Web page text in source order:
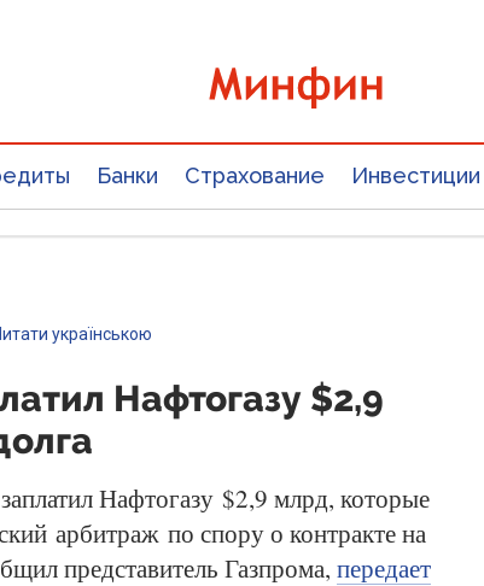
Банки Страхование Инвестиции
українською
Нафтогазу $2,9
Нафтогазу $2,9 млрд, которые
арбитраж по спору о контракте на
представитель Газпрома, передает